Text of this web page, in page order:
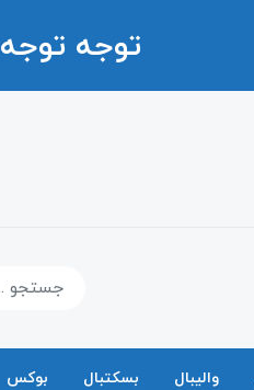
توجه توجه
والیبال بسکتبال
بوکس